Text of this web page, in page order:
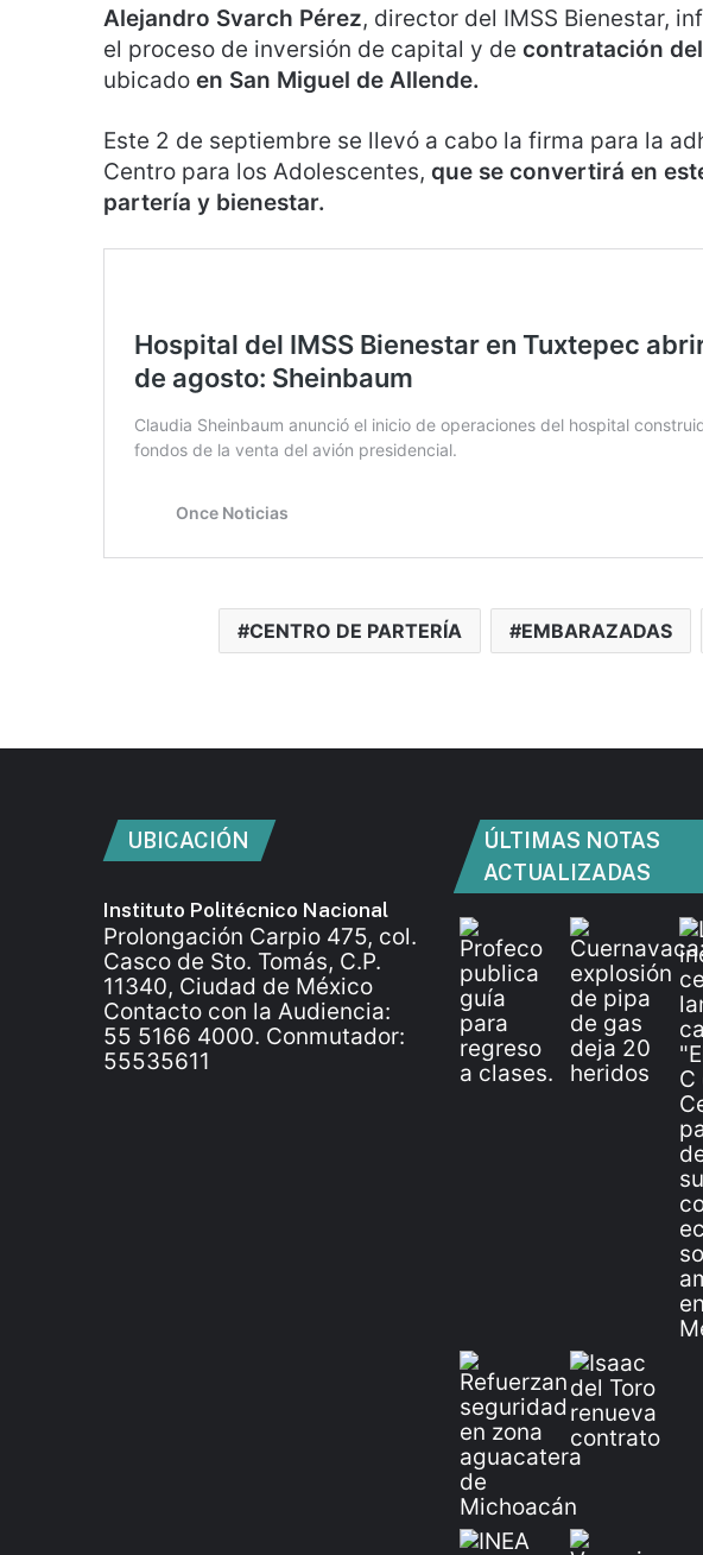
Alejandro Svarch Pérez, director del IMSS Bienestar,
el proceso de inversión de capital y de contratación
ubicado en San Miguel de Allende.
Este 2 de septiembre se llevó a cabo la firma para la
Centro para los Adolescentes, que se convertirá en
partería y bienestar.
CENTRO DE PARTERÍA EMBARAZADAS
UBICACIÓN
Instituto Politécnico Nacional
Prolongación Carpio 475, col.
Casco de Sto. Tomás, C.P.
11340, Ciudad de México
Contacto con la Audiencia:
55 5166 4000. Conmutador:
55535611
ÚLTIMAS NOTAS
ACTUALIZADAS